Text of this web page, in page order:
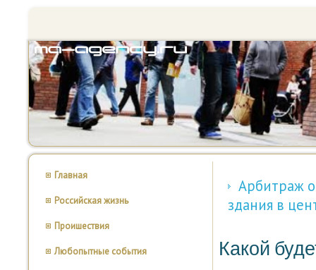
Главная
Российская жизнь
Проишествия
Любопытные события
Арбитраж
здания в
Какой